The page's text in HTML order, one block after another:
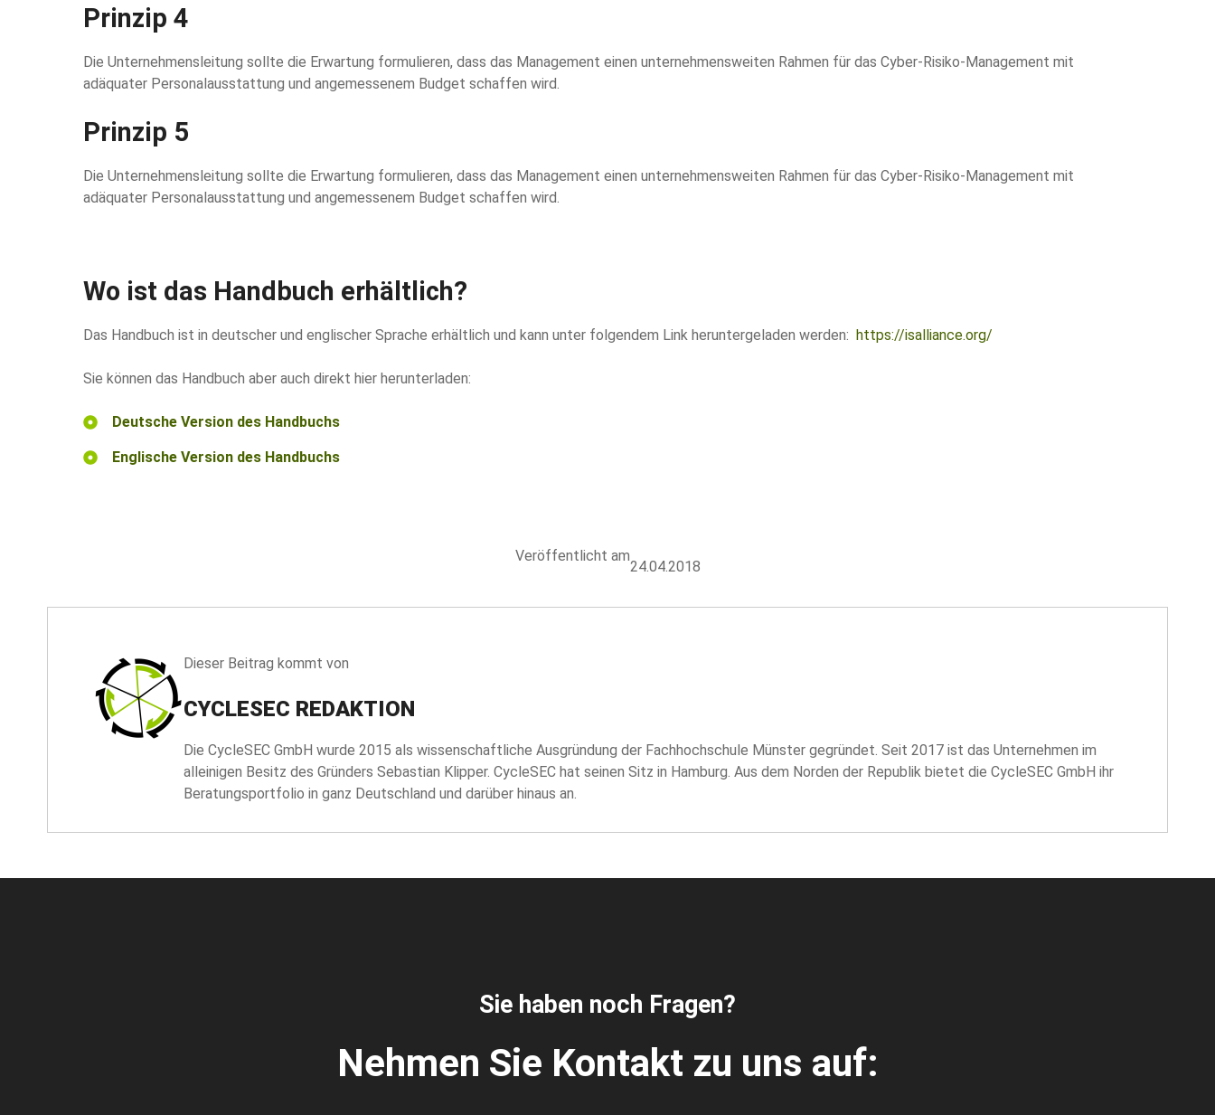
Prinzip 4
Die Unternehmensleitung sollte die Erwartung formulieren, dass das Management einen unternehmensweiten Rahmen für das Cyber-Risiko-Management mit
adäquater Personalausstattung und angemessenem Budget schaffen wird.
Prinzip 5
Die Unternehmensleitung sollte die Erwartung formulieren, dass das Management einen unternehmensweiten Rahmen für das Cyber-Risiko-Management mit
adäquater Personalausstattung und angemessenem Budget schaffen wird.
Wo ist das Handbuch erhältlich?
Das Handbuch ist in deutscher und englischer Sprache erhältlich und kann unter folgendem Link heruntergeladen werden: https://isalliance.org/
Sie können das Handbuch aber auch direkt hier herunterladen:
Deutsche Version des Handbuchs
Englische Version des Handbuchs
Veröffentlicht am
24.04.2018
Dieser Beitrag kommt von
CYCLESEC REDAKTION
Die CycleSEC GmbH wurde 2015 als wissenschaftliche Ausgründung der Fachhochschule Münster gegründet. Seit 2017 ist das Unternehmen im
alleinigen Besitz des Gründers Sebastian Klipper. CycleSEC hat seinen Sitz in Hamburg. Aus dem Norden der Republik bietet die CycleSEC GmbH ihr
Beratungsportfolio in ganz Deutschland und darüber hinaus an.
Sie haben noch Fragen?
Nehmen Sie Kontakt zu uns auf: